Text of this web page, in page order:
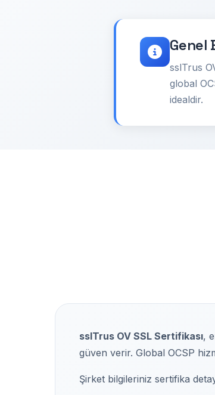
Genel
sslTrus
global
idealdir.
sslTrus OV SSL Sertifikası,
güven verir. Global OCSP
Şirket bilgileriniz sertifika